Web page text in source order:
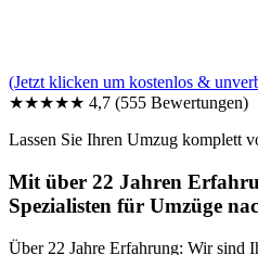
(Jetzt klicken um kostenlos &
★★★★★ 4,7 (555 Bewertungen)
Lassen Sie Ihren Umzug komplett
Mit über 22 Jahren
Spezialisten für Umzüge
Über 22 Jahre Erfahrung: Wir sind